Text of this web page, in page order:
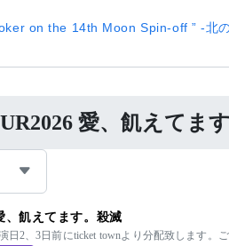
on the 14th Moon Spin-off ” -北
愛、飢えてま
、飢えてます。殺滅
日2、3日前にticket townより分配致します。